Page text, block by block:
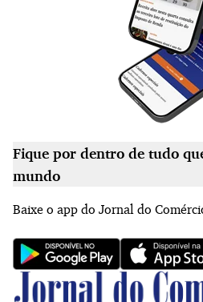
Fique por dentro de tudo
mundo
Baixe o app do Jornal do